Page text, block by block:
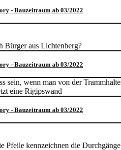
- Bauzeitraum ab 03/2022
Bürger aus Lichtenberg?
- Bauzeitraum ab 03/2022
sein, wenn man von der
eine Rigipswand
- Bauzeitraum ab 03/2022
Pfeile kennzeichnen die